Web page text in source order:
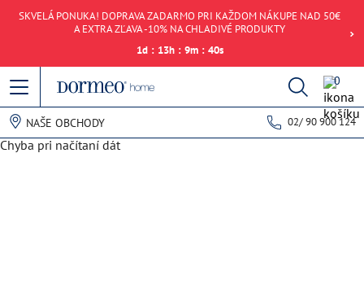
SKVELÁ PONUKA! DOPRAVA ZADARMO PRI KAŽDOM NÁKUPE NAD 50€
A EXTRA ZĽAVA -10% NA CHLADIVÉ PRODUKTY
1d : 13h : 9m : 40s
0
NAŠE OBCHODY 02/ 90 900 124
Chyba pri načítaní dát